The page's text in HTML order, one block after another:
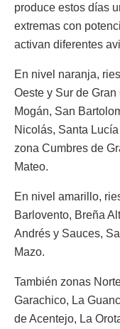
produce estos días
extremas con
activan diferentes
En nivel naranja,
Oeste y Sur de
Mogán, San
Nicolás, Santa
zona Cumbres de
Mateo.
En nivel amarillo,
Barlovento, Breña
Andrés y Sauces,
Mazo.
También zonas
Garachico, La
de Acentejo, La